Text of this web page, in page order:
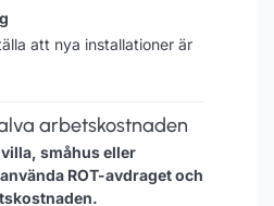
att nya installationer är
arbetskostnaden
småhus eller
ROT-avdraget och